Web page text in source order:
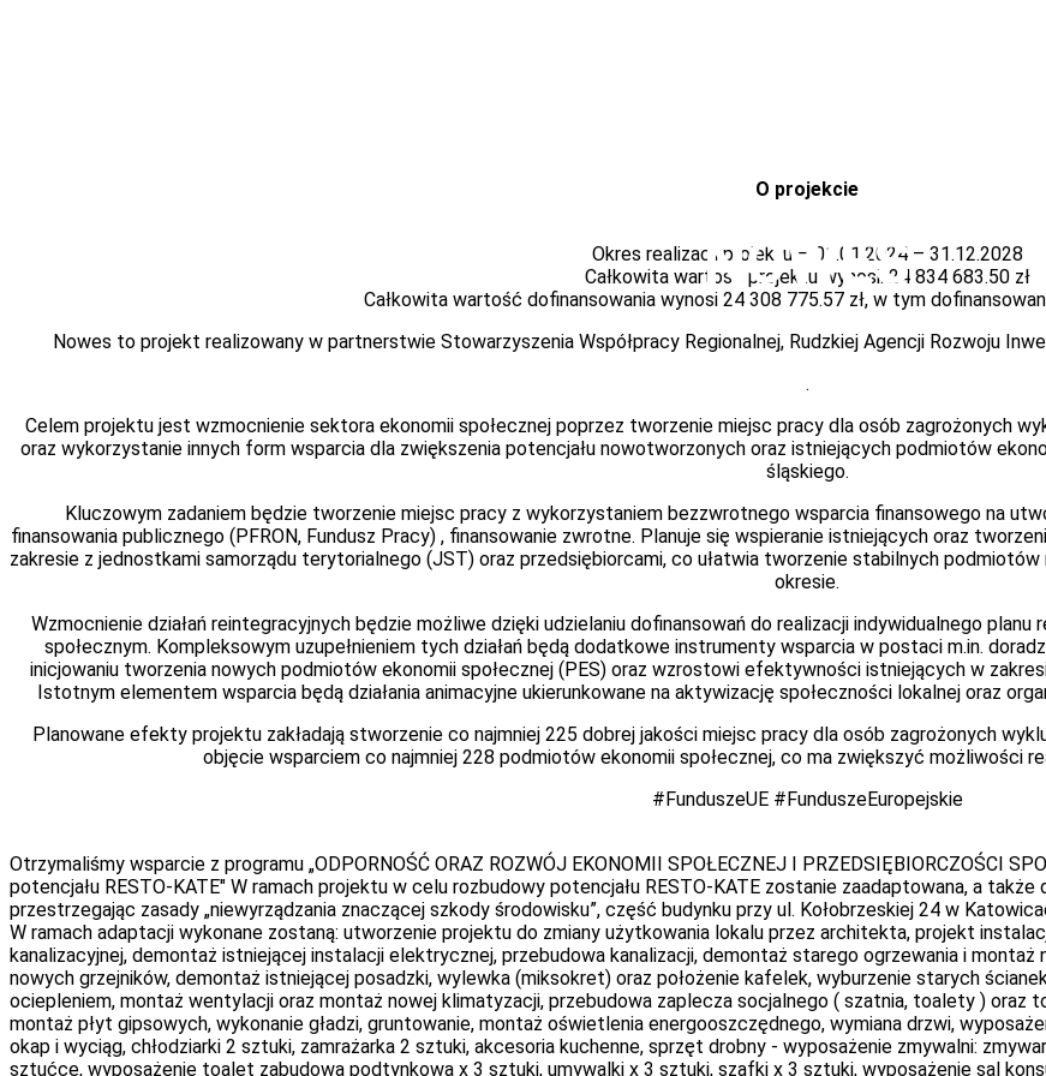
NOWES
O projekcie
Okres realizacji projektu – 01.01.2024 – 31.12.2028
Całkowita wartość projektu wynosi: 24 834 683.50 zł
Całkowita wartość dofinansowania wynosi 24 308 775.57 zł, w tym
Nowes to projekt realizowany w partnerstwie Stowarzyszenia Współpracy Regionalnej, Rudzkiej Agencji Rozwoju
.
Celem projektu jest wzmocnienie sektora ekonomii społecznej poprzez tworzenie miejsc pracy dla osób zagrożonych
oraz wykorzystanie innych form wsparcia dla zwiększenia potencjału nowotworzonych oraz istniejących podmiotów
śląskiego.
Kluczowym zadaniem będzie tworzenie miejsc pracy z wykorzystaniem bezzwrotnego wsparcia finansowego na
finansowania publicznego (PFRON, Fundusz Pracy) , finansowanie zwrotne. Planuje się wspieranie istniejących oraz
zakresie z jednostkami samorządu terytorialnego (JST) oraz przedsiębiorcami, co ułatwia tworzenie stabilnych
okresie.
Wzmocnienie działań reintegracyjnych będzie możliwe dzięki udzielaniu dofinansowań do realizacji indywidualnego
społecznym. Kompleksowym uzupełnieniem tych działań będą dodatkowe instrumenty wsparcia w postaci m.in.
inicjowaniu tworzenia nowych podmiotów ekonomii społecznej (PES) oraz wzrostowi efektywności istniejących w
Istotnym elementem wsparcia będą działania animacyjne ukierunkowane na aktywizację społeczności lokalnej oraz
Planowane efekty projektu zakładają stworzenie co najmniej 225 dobrej jakości miejsc pracy dla osób zagrożonych
objęcie wsparciem co najmniej 228 podmiotów ekonomii społecznej, co ma zwiększyć możliwości
#FunduszeUE #FunduszeEuropejskie
Otrzymaliśmy wsparcie z programu „ODPORNOŚĆ ORAZ ROZWÓJ EKONOMII SPOŁECZNEJ I PRZEDSIĘBIORCZOŚCI
potencjału RESTO-KATE" W ramach projektu w celu rozbudowy potencjału RESTO-KATE zostanie zaadaptowana, a
przestrzegając zasady „niewyrządzania znaczącej szkody środowisku”, część budynku przy ul. Kołobrzeskiej 24 w
W ramach adaptacji wykonane zostaną: utworzenie projektu do zmiany użytkowania lokalu przez architekta, projekt
kanalizacyjnej, demontaż istniejącej instalacji elektrycznej, przebudowa kanalizacji, demontaż starego ogrzewania i
nowych grzejników, demontaż istniejącej posadzki, wylewka (miksokret) oraz położenie kafelek, wyburzenie starych
ociepleniem, montaż wentylacji oraz montaż nowej klimatyzacji, przebudowa zaplecza socjalnego ( szatnia, toalety )
montaż płyt gipsowych, wykonanie gładzi, gruntowanie, montaż oświetlenia energooszczędnego, wymiana drzwi,
okap i wyciąg, chłodziarki 2 sztuki, zamrażarka 2 sztuki, akcesoria kuchenne, sprzęt drobny - wyposażenie zmywalni:
sztućce, wyposażenie toalet zabudowa podtynkowa x 3 sztuki, umywalki x 3 sztuki, szafki x 3 sztuki, wyposażenie sal